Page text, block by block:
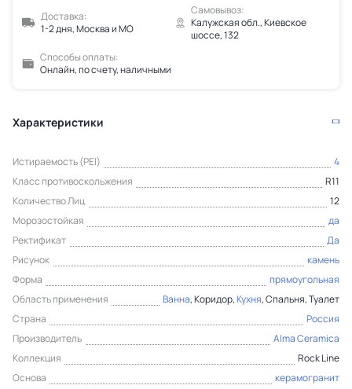
Доставка:
1-2 дня, Москва и МО
Самовывоз:
Калужская обл., Киевское
шоссе, 132
Способы оплаты:
Онлайн, по счету, наличными
Характеристики
Истираемость (PEI)
4
Класс противоскольжения
R11
Количество Лиц
12
Морозостойкая
да
Ректификат
Да
Рисунок
камень
Форма
прямоугольная
Область применения
Ванна, Коридор,Кухня, Спальня, Туалет
Страна
Россия
Производитель
Alma Ceramica
Коллекция
Rock Line
Основа
керамогранит